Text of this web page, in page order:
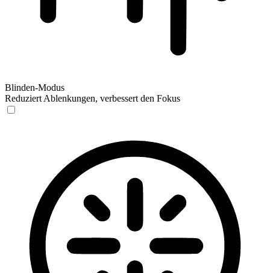
Blinden-Modus
Reduziert Ablenkungen, verbessert den Fokus